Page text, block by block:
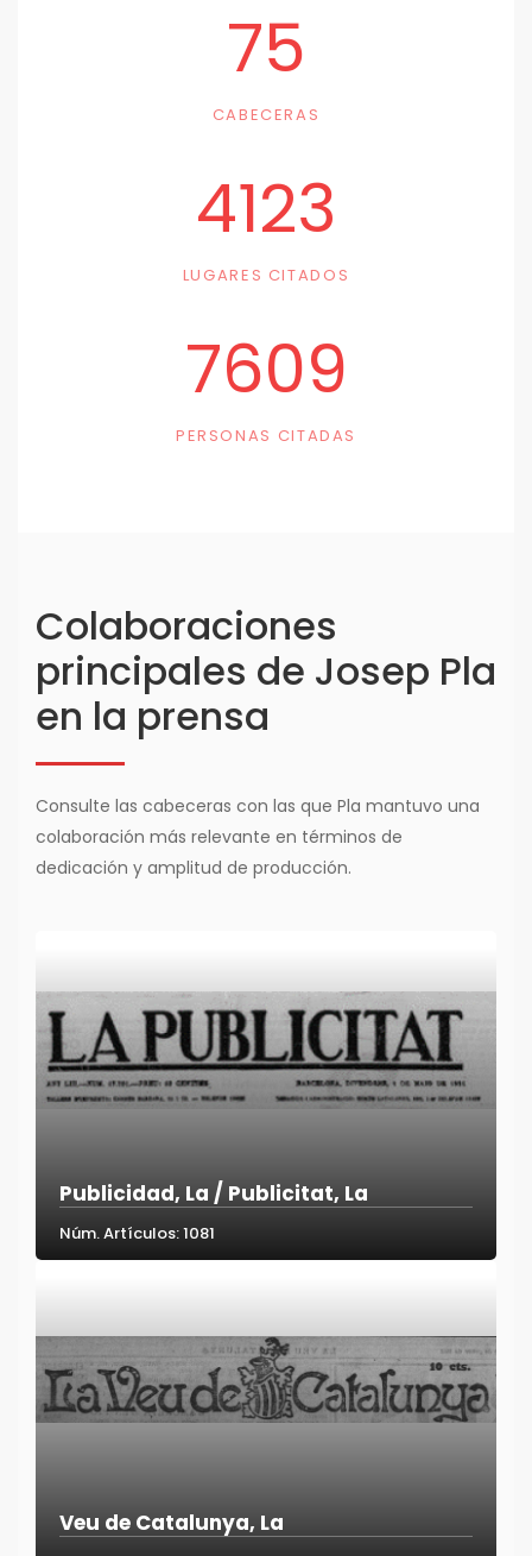
75
CABECERAS
4123
LUGARES CITADOS
7609
PERSONAS CITADAS
Colaboraciones
principales de Josep Pla
en la prensa
Consulte las cabeceras con las que Pla mantuvo una
colaboración más relevante en términos de
dedicación y amplitud de producción.
Publicidad, La / Publicitat, La
Núm. Artículos: 1081
Veu de Catalunya, La